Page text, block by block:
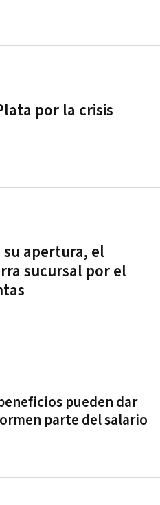
por la crisis
su apertura, el
sucursal por el
pueden dar
parte del salario